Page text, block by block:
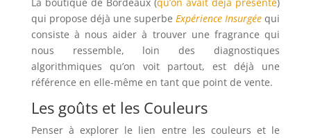
La boutique de Bordeaux (qu’on avait déjà présenté)
qui propose déjà une superbeExpérience Insurgée qui
consiste à nous aider à trouver une fragrance qui
nous ressemble, loin des diagnostiques
algorithmiques qu’on voit partout, est déjà une
référence en elle-même en tant que point de vente.
Les goûts et les Couleurs
Penser à explorer le lien entre les couleurs et le